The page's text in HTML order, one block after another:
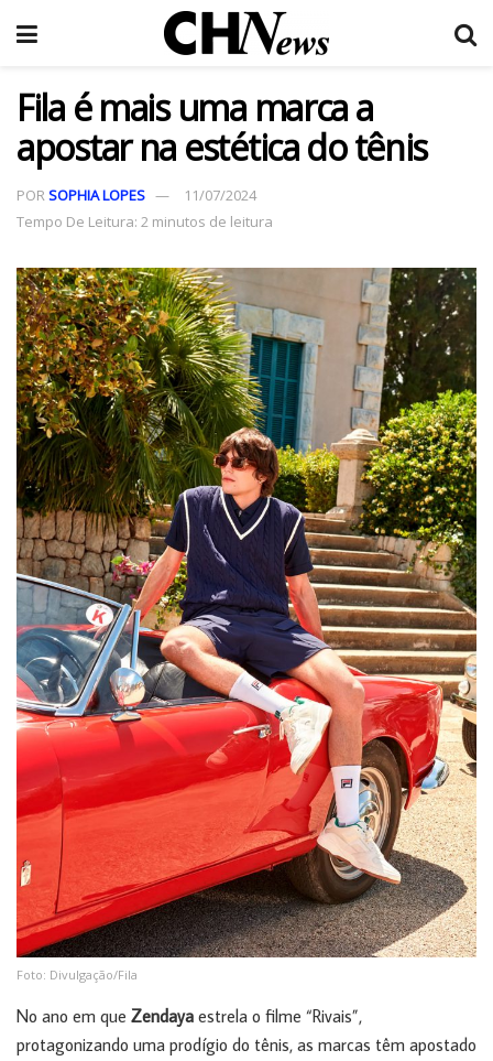
Fila é mais uma marca a
apostar na estética do tênis
PORSOPHIA LOPES
11/07/2024
Tempo De Leitura: 2 minutos de leitura
Foto: Divulgação/Fila
No ano em que Zendaya estrela o filme “Rivais”,
protagonizando uma prodígio do tênis, as marcas têm apostado